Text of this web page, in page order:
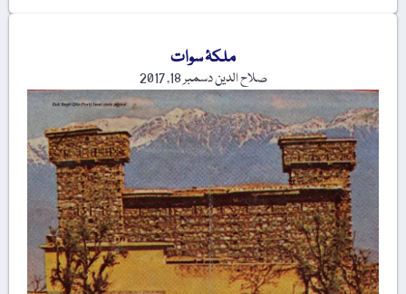
ملکۂ سوات
صلاح الدیندسمبر 18, 2017